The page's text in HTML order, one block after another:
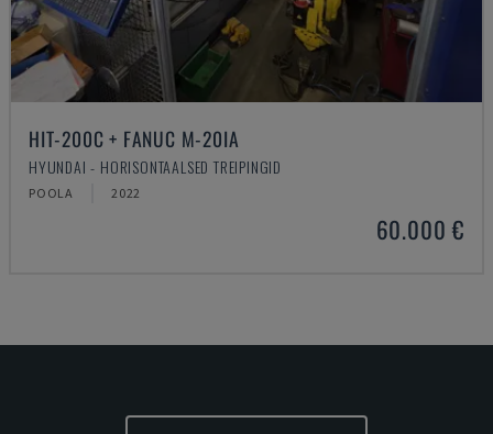
HIT-200C + FANUC M-20IA
HYUNDAI - HORISONTAALSED TREIPINGID
POOLA 2022
60.000 €